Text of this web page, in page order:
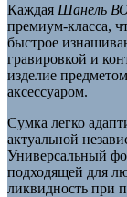
Каждая Шанель
премиум-класса,
быстрое
гравировкой и
изделие
аксессуаром.
Сумка легко
актуальной
Универсальный
подходящей для
ликвидность при